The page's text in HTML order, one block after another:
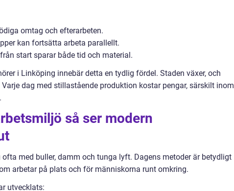
omtag och efterarbeten.
kan fortsätta arbeta parallellt.
start sparar både tid och material.
i Linköping innebär detta en tydlig fördel. Staden växer, och
dag med stillastående produktion kostar pengar, särskilt inom
så ser modern
med buller, damm och tunga lyft. Dagens metoder är betydligt
arbetar på plats och för människorna runt omkring.
utvecklats: